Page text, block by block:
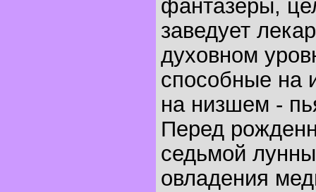
фантазеры,
заведует
духовном
способные на
на низшем -
Перед
седьмой
овладения